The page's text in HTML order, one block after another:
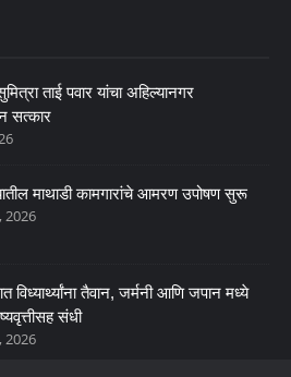
ताई पवार यांचा अहिल्यानगर
सत्कार
माथाडी कामगारांचे आमरण उपोषण सुरू
2026
विध्यार्थ्यांना तैवान, जर्मनी आणि जपान मध्ये
संधी
2026